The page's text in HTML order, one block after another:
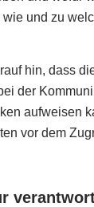
wie und zu
hin, dass
der
aufweisen
vor dem